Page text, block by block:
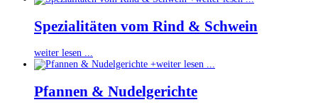
Spezialitäten vom Rind & Schwein
weiter lesen ...
+weiter lesen ...
Pfannen & Nudelgerichte